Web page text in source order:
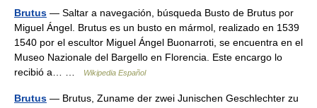
Brutus — Saltar a navegación, búsqueda Busto de Brutus por
Miguel Ángel. Brutus es un busto en mármol, realizado en 1539
1540 por el escultor Miguel Ángel Buonarroti, se encuentra en el
Museo Nazionale del Bargello en Florencia. Este encargo lo
recibió a… …
Wikipedia Español
Brutus — Brutus, Zuname der zwei Junischen Geschlechter zu